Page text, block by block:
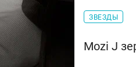
ЗВЕЗДЫ
Mozi J